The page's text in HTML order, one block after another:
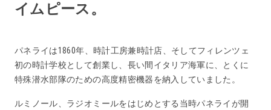
イムピース。
パネライは1860年、時計工房兼時計店、そしてフィレンツェ
初の時計学校として創業し、長い間イタリア海軍に、とくに
特殊潜水部隊のための高度精密機器を納入していました。
ルミノール、ラジオミールをはじめとする当時パネライが開